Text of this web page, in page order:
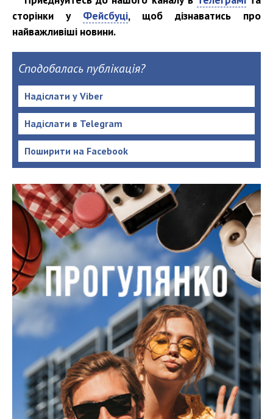
сторінки у Фейсбуці, щоб дізнаватись про
найважливіші новини.
Сподобалась публікація?
Надіслати у Viber
Надіслати в Telegram
Поширити на Facebook